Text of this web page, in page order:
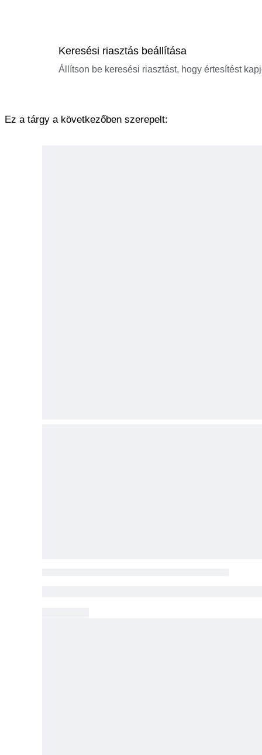
Keresési riasztás beállítása
Állítson be keresési riasztást, hogy értesítést
Ez a tárgy a következőben szerepelt: